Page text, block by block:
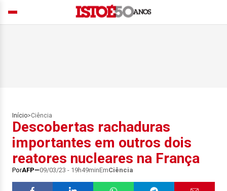
Início>Ciência
Descobertas rachaduras
importantes em outros dois
reatores nucleares na França
PorAFP 09/03/23 - 19h49minEmCiência